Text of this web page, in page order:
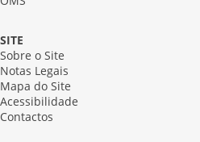
SITE
Sobre o Site
Notas Legais
Mapa do Site
Acessibilidade
Contactos